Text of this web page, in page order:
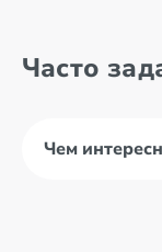
Часто
Чем